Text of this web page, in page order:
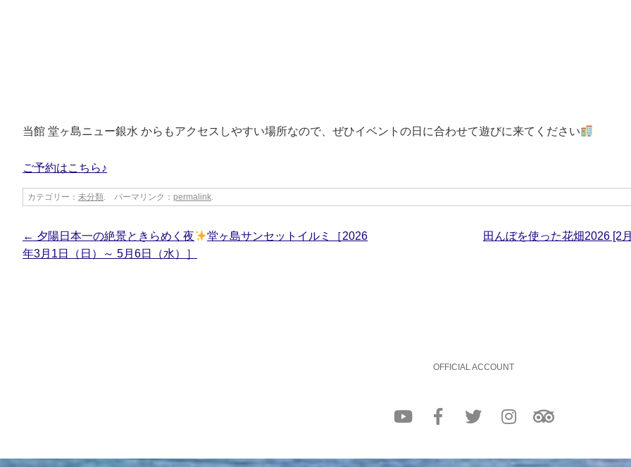
当館 堂ヶ島ニュー銀水 からもアクセスしやすい場所なので、ぜひイベントの日に合わせて遊びに来てください
ご予約はこちら♪
カテゴリー： 未分類. パーマリンク： permalink.
← 夕陽日本一の絶景ときらめく夜
堂ヶ島サンセットイルミ［2026
年3月1日（日）～ 5月6日（水）］
田んぼを使った花畑2026 [2
OFFICIAL ACCOUNT